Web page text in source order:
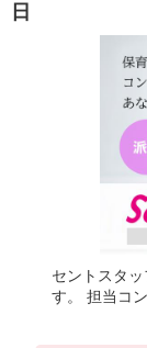
日
セントスタ
す。 担当コ